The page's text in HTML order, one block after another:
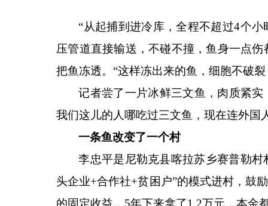
“从起捕到进冷库，全程不超过4个
压管道直接输送，不碰不撞，鱼身一点
把鱼冻透。“这样冻出来的鱼，细胞不破
记者尝了一片冰鲜三文鱼，肉质紧
我们这儿的人哪吃过三文鱼，现在连外国
一条鱼改变了一个村
李忠平是尼勒克县喀拉苏乡赛普勒村
头企业+合作社+贫困户”的模式进村，鼓
的固定收益，5年下来拿了1.2万元，本金